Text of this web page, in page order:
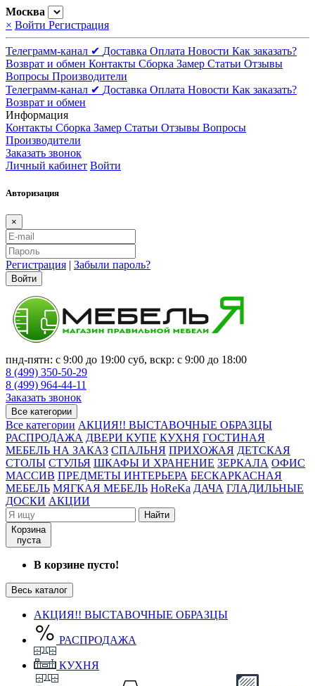
Москва
× Войти Регистрация
Телеграмм-канал ✔ Доставка Оплата Новости Как заказать?
Возврат и обмен Контакты Сборка Замер Статьи Отзывы
Вопросы Производители
Телеграмм-канал ✔ Доставка Оплата Новости Как заказать?
Возврат и обмен
Информация
Контакты Сборка Замер Статьи Отзывы Вопросы
Производители
Заказать звонок
Личный кабинет Войти
Авторизация
×
Регистрация | Забыли пароль?
Войти
пнд-пятн: с 9:00 до 19:00 суб, вскр: с 9:00 до 18:00
8 (499) 350-50-29
8 (499) 964-44-11
Заказать звонок
Все категории
Все категории АКЦИЯ!! ВЫСТАВОЧНЫЕ ОБРАЗЦЫ
РАСПРОДАЖА ДВЕРИ КУПЕ КУХНЯ ГОСТИНАЯ
МЕБЕЛЬ НА ЗАКАЗ СПАЛЬНЯ ПРИХОЖАЯ ДЕТСКАЯ
СТОЛЫ СТУЛЬЯ ШКАФЫ И ХРАНЕНИЕ ЗЕРКАЛА ОФИС
МАССИВ ПРЕДМЕТЫ ИНТЕРЬЕРА БЕСКАРКАСНАЯ
МЕБЕЛЬ МЯГКАЯ МЕБЕЛЬ HoReKa ДАЧА ГЛАДИЛЬНЫЕ
ДОСКИ АКЦИИ
Найти
Корзина
пуста
В корзине пусто!
Весь каталог
АКЦИЯ!! ВЫСТАВОЧНЫЕ ОБРАЗЦЫ
РАСПРОДАЖА
КУХНЯ